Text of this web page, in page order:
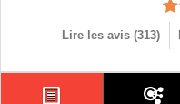
Lire les avis (313)